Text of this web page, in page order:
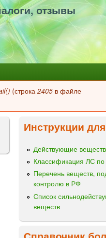
отзывы
(строка 2405 в файле
Инструкции
Действующие
Классификация ЛС
Перечень веществ,
контролю в РФ
Список
веществ